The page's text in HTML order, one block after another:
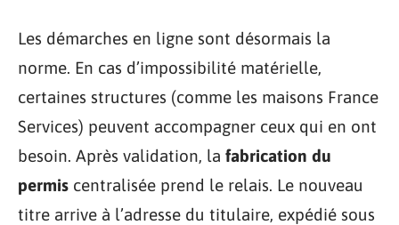
Les démarches en ligne sont désormais la
norme. En cas d’impossibilité matérielle,
certaines structures (comme les maisons France
Services) peuvent accompagner ceux qui en ont
besoin. Après validation, la fabrication du
permis centralisée prend le relais. Le nouveau
titre arrive à l’adresse du titulaire, expédié sous